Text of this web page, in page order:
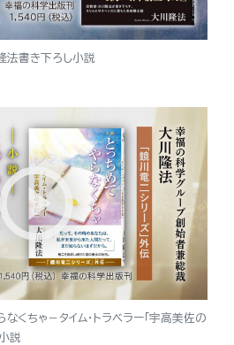
法書き下ろし小説
くちゃ－タイム・トラベラー「宇高美佐の
説